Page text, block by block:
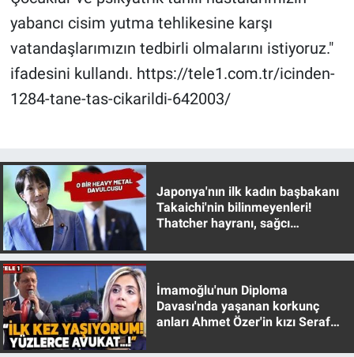
yabancı cisim yutma tehlikesine karşı
vatandaşlarımızın tedbirli olmalarını istiyoruz."
ifadesini kullandı. https://tele1.com.tr/icinden-
1284-tane-tas-cikarildi-642003/
Japonya'nın ilk kadın başbakanı
Takaichi'nin bilinmeyenleri!
Thatcher hayranı, sağcı
İmamoğlu'nun Diploma
Davası'nda yaşanan korkunç
anları Ahmet Özer'in kızı Seraf